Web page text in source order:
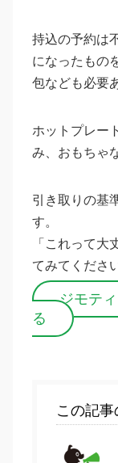
持込の予約は
になったもの
包なども必要
ホットプレー
み、おもちゃ
引き取りの基
す。
「これって大
てみてくださ
ジモテ
る
この記